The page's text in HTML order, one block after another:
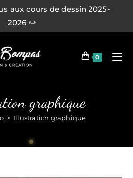
aux cours de dessin 2025-
2026 ✏️
0
graphique
> Illustration graphique